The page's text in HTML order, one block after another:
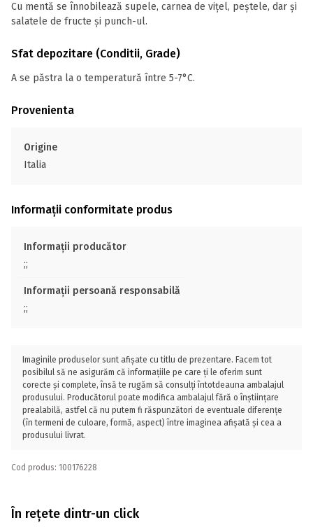
Cu mentă se înnobilează supele, carnea de vițel, peștele, dar și
salatele de fructe și punch-ul.
Sfat depozitare (Conditii, Grade)
A se păstra la o temperatură între 5-7°C.
Provenienta
Origine
Italia
Informații conformitate produs
Informații producător
;;
Informații persoană responsabilă
;;
Imaginile produselor sunt afișate cu titlu de prezentare. Facem tot
posibilul să ne asigurăm că informațiile pe care ți le oferim sunt
corecte și complete, însă te rugăm să consulți întotdeauna ambalajul
produsului. Producătorul poate modifica ambalajul fără o înștiințare
prealabilă, astfel că nu putem fi răspunzători de eventuale diferențe
(în termeni de culoare, formă, aspect) între imaginea afișată și cea a
produsului livrat.
Cod produs: 100176228
În rețete dintr-un click